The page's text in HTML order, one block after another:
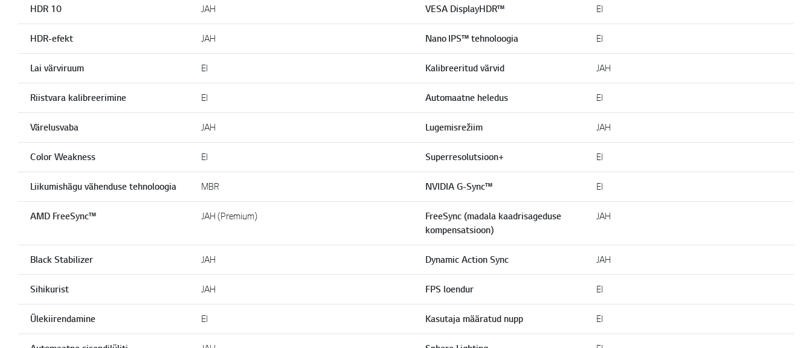
HDR 10 JAH VESA DisplayHDR™ EI
HDR-efekt JAH Nano IPS™ tehnoloogia EI
Lai värviruum EI Kalibreeritud värvid JAH
Riistvara kalibreerimine EI Automaatne heledus EI
Värelusvaba JAH Lugemisrežiim JAH
Color Weakness EI Superresolutsioon+ EI
Liikumishägu vähenduse tehnoloogia MBR NVIDIA G-Sync™ EI
AMD FreeSync™ JAH (Premium)
FreeSync (madala kaadrisageduse
kompensatsioon)
JAH
Black Stabilizer JAH Dynamic Action Sync JAH
Sihikurist JAH FPS loendur EI
Ülekiirendamine EI Kasutaja määratud nupp EI